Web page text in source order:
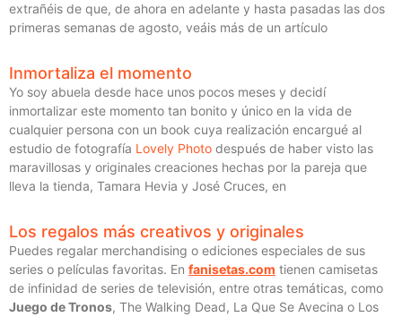
extrañéis de que, de ahora en adelante y hasta pasadas las dos
primeras semanas de agosto, veáis más de un artículo
Inmortaliza el momento
Yo soy abuela desde hace unos pocos meses y decidí
inmortalizar este momento tan bonito y único en la vida de
cualquier persona con un book cuya realización encargué al
estudio de fotografía Lovely Photo después de haber visto las
maravillosas y originales creaciones hechas por la pareja que
lleva la tienda, Tamara Hevia y José Cruces, en
Los regalos más creativos y originales
Puedes regalar merchandising o ediciones especiales de sus
series o películas favoritas. En fanisetas.com tienen camisetas
de infinidad de series de televisión, entre otras temáticas, como
Juego de Tronos, The Walking Dead, La Que Se Avecina o Los